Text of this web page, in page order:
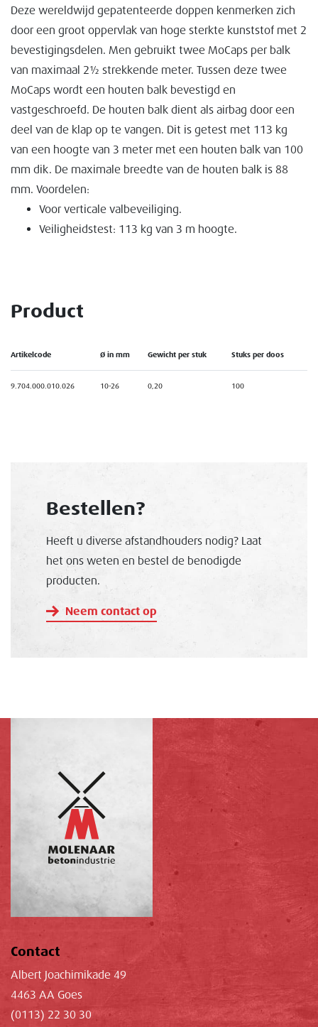
Deze wereldwijd gepatenteerde doppen kenmerken zich
door een groot oppervlak van hoge sterkte kunststof met 2
bevestigingsdelen. Men gebruikt twee MoCaps per balk
van maximaal 2½ strekkende meter. Tussen deze twee
MoCaps wordt een houten balk bevestigd en
vastgeschroefd. De houten balk dient als airbag door een
deel van de klap op te vangen. Dit is getest met 113 kg
van een hoogte van 3 meter met een houten balk van 100
mm dik. De maximale breedte van de houten balk is 88
mm. Voordelen:
Voor verticale valbeveiliging.
Veiligheidstest: 113 kg van 3 m hoogte.
Product
Artikelcode Ø in mm Gewicht per stuk Stuks per doos
9.704.000.010.026 10-26 0,20 100
Bestellen?
Heeft u diverse afstandhouders nodig? Laat
het ons weten en bestel de benodigde
producten.
Neem contact op
Contact
Albert Joachimikade 49
4463 AA Goes
(0113) 22 30 30